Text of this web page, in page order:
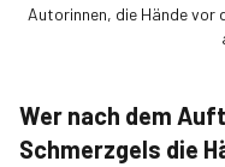
Autorinnen, die Hände vor
Wer nach dem
Schmerzgels die